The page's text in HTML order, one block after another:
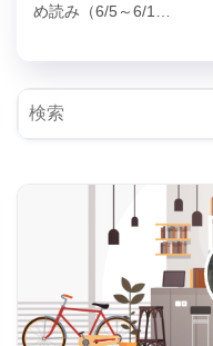
め読み（6/5～6/1…